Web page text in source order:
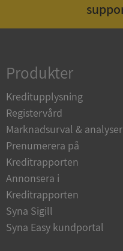
Produkter
Kreditupplysning
Registervård
Marknadsurval & analyser
Prenumerera på
Kreditrapporten
Annonsera i
Kreditrapporten
Syna Sigill
Syna Easy kundportal
och kontohantering.
användas ordentligt
Namn